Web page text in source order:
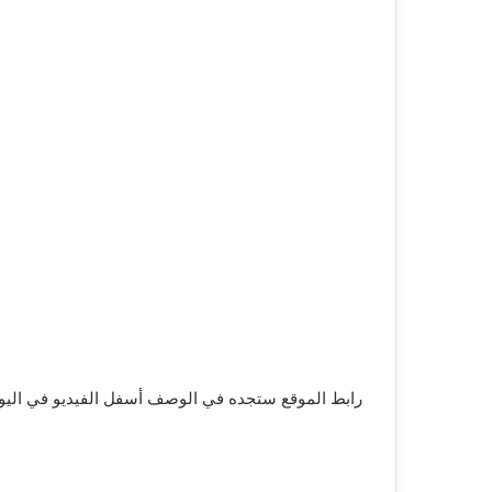
رابط الموقع ستجده في الوصف أسفل الفيديو في